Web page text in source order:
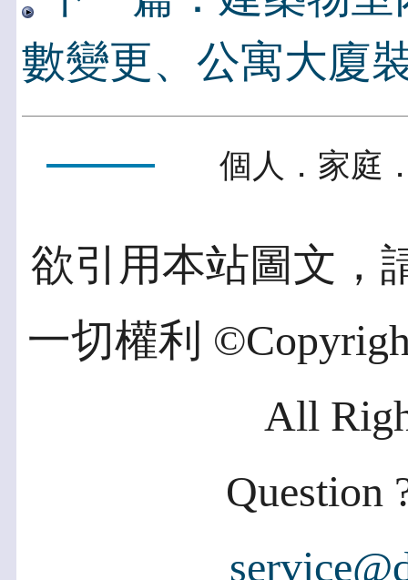
數變更、公寓大廈
個人．家庭
欲引用本站圖文，
一切權利
All
Question